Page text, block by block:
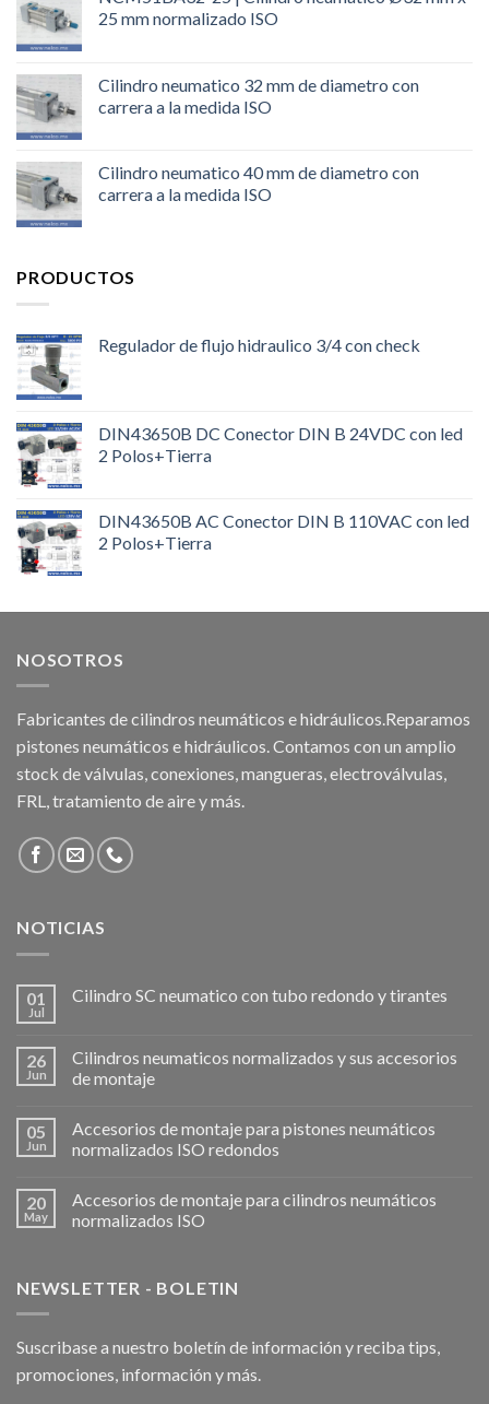
25 mm normalizado ISO
Cilindro neumatico 32 mm de diametro con
carrera a la medida ISO
Cilindro neumatico 40 mm de diametro con
carrera a la medida ISO
PRODUCTOS
Regulador de flujo hidraulico 3/4 con check
DIN43650B DC Conector DIN B 24VDC con led
2 Polos+Tierra
DIN43650B AC Conector DIN B 110VAC con led
2 Polos+Tierra
NOSOTROS
Fabricantes de cilindros neumáticos e hidráulicos.Reparamos
pistones neumáticos e hidráulicos. Contamos con un amplio
stock de válvulas, conexiones, mangueras, electroválvulas,
FRL, tratamiento de aire y más.
NOTICIAS
01
Jul
Cilindro SC neumatico con tubo redondo y tirantes
26
Jun
Cilindros neumaticos normalizados y sus accesorios
de montaje
05
Jun
Accesorios de montaje para pistones neumáticos
normalizados ISO redondos
20
May
Accesorios de montaje para cilindros neumáticos
normalizados ISO
NEWSLETTER - BOLETIN
Suscribase a nuestro boletín de información y reciba tips,
promociones, información y más.